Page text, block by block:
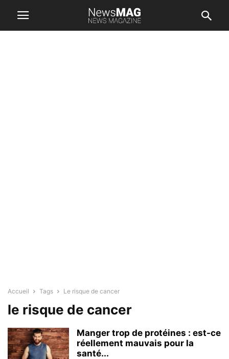
Accueil Tags Le risque de cancer
le risque de cancer
Manger trop de protéines : est-ce
réellement mauvais pour la
santé...